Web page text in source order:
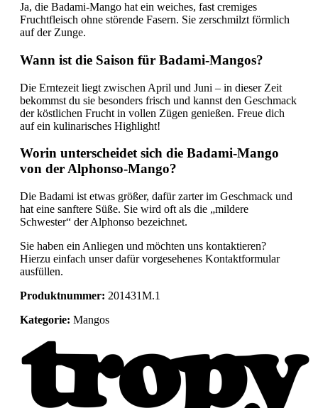
Ja, die Badami-Mango hat ein weiches, fast cremiges
Fruchtfleisch ohne störende Fasern. Sie zerschmilzt förmlich
auf der Zunge.
Wann ist die Saison für Badami-Mangos?
Die Erntezeit liegt zwischen April und Juni – in dieser Zeit
bekommst du sie besonders frisch und kannst den Geschmack
der köstlichen Frucht in vollen Zügen genießen. Freue dich
auf ein kulinarisches Highlight!
Worin unterscheidet sich die Badami-Mango
von der Alphonso-Mango?
Die Badami ist etwas größer, dafür zarter im Geschmack und
hat eine sanftere Süße. Sie wird oft als die „mildere
Schwester“ der Alphonso bezeichnet.
Sie haben ein Anliegen und möchten uns kontaktieren?
Hierzu einfach unser dafür vorgesehenes Kontaktformular
ausfüllen.
Produktnummer: 201431M.1
Kategorie: Mangos